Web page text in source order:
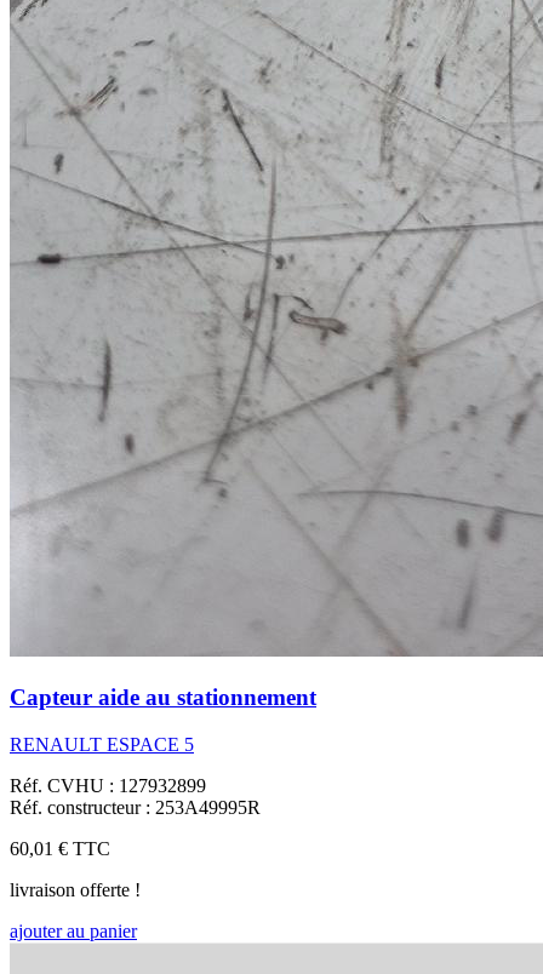
Capteur aide au stationnement
RENAULT ESPACE 5
Réf. CVHU : 127932899
Réf. constructeur : 253A49995R
60,01 € TTC
livraison offerte !
ajouter au panier